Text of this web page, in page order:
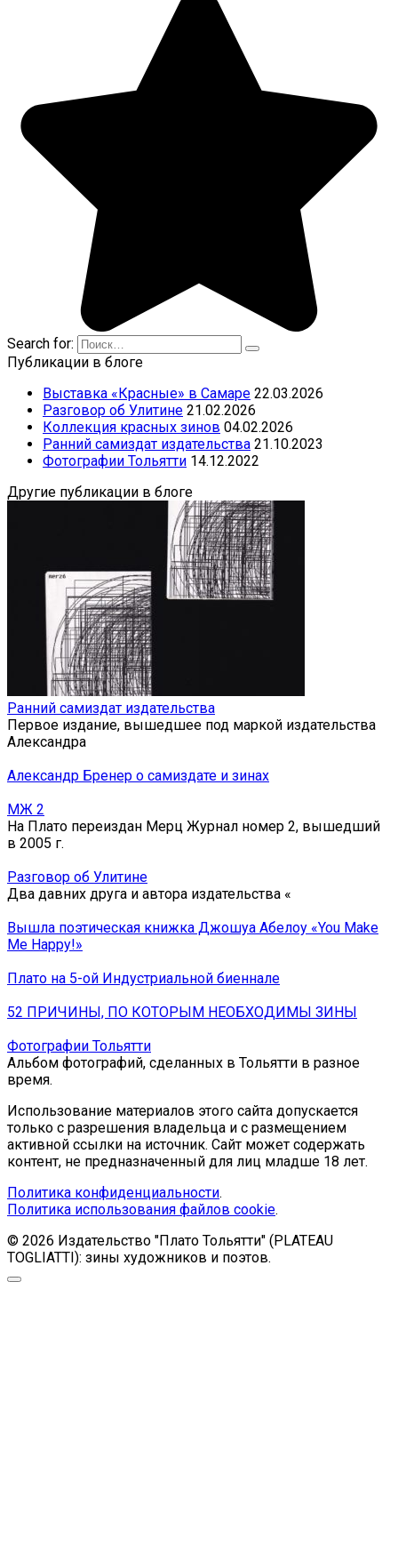
Search for:
Публикации в блоге
Выставка «Красные» в Самаре 22.03.2026
Разговор об Улитине 21.02.2026
Коллекция красных зинов 04.02.2026
Ранний самиздат издательства 21.10.2023
Фотографии Тольятти 14.12.2022
Другие публикации в блоге
Ранний самиздат издательства
Первое издание, вышедшее под маркой издательства
Александра
Александр Бренер о самиздате и зинах
МЖ 2
На Плато переиздан Мерц Журнал номер 2, вышедший
в 2005 г.
Разговор об Улитине
Два давних друга и автора издательства «
Вышла поэтическая книжка Джошуа Абелоу «You Make
Me Happy!»
Плато на 5-ой Индустриальной биеннале
52 ПРИЧИНЫ, ПО КОТОРЫМ НЕОБХОДИМЫ ЗИНЫ
Фотографии Тольятти
Альбом фотографий, сделанных в Тольятти в разное
время.
Использование материалов этого сайта допускается
только с разрешения владельца и с размещением
активной ссылки на источник. Сайт может содержать
контент, не предназначенный для лиц младше 18 лет.
Политика конфиденциальности.
Политика использования файлов cookie.
© 2026 Издательство "Плато Тольятти" (PLATEAU
TOGLIATTI): зины художников и поэтов.